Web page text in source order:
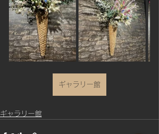
ギャラリー館
ギャラリー館